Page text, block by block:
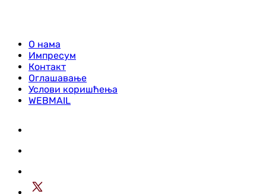
О нама
Импресум
Контакт
Оглашавање
Услови коришћења
WEBMAIL